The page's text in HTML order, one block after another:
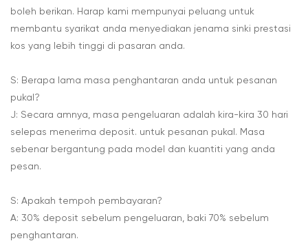
boleh berikan. Harap kami mempunyai peluang untuk
membantu syarikat anda menyediakan jenama sinki prestasi
kos yang lebih tinggi di pasaran anda.
S: Berapa lama masa penghantaran anda untuk pesanan
pukal?
J: Secara amnya, masa pengeluaran adalah kira-kira 30 hari
selepas menerima deposit. untuk pesanan pukal. Masa
sebenar bergantung pada model dan kuantiti yang anda
pesan.
S: Apakah tempoh pembayaran?
A: 30% deposit sebelum pengeluaran, baki 70% sebelum
penghantaran.